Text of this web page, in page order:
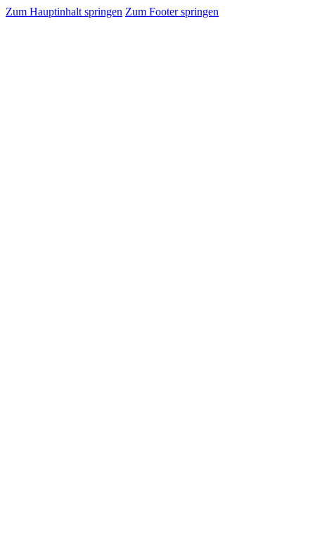
Zum Hauptinhalt springen Zum Footer springen